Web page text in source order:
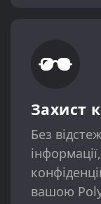
Захист
Без
вашою